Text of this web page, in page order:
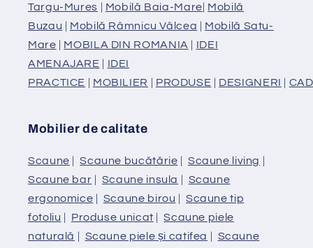
Targu-Mures | Mobilă Baia-Mare| Mobilă
Buzau | Mobilă Râmnicu Vâlcea | Mobilă Satu-
Mare | MOBILA DIN ROMANIA | IDEI
AMENAJARE | IDEI
PRACTICE | MOBILIER | PRODUSE | DESIGNERI |
Mobilier de calitate
Scaune |Scaune bucătărie | Scaune living |
Scaune bar | Scaune insula | Scaune
ergonomice | Scaune birou | Scaune tip
fotoliu | Produse unicat |Scaune piele
naturală | Scaune piele și catifea | Scaune